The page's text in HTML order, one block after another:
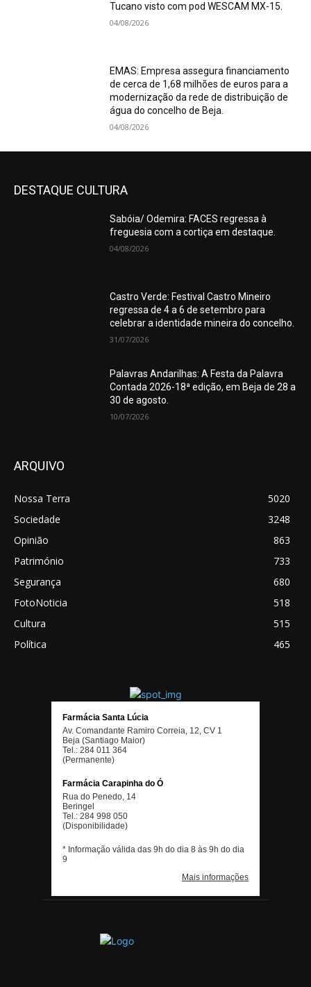
Tucano visto com pod WESCAM MX-15.
04/08/2026
EMAS: Empresa assegura financiamento
de cerca de 1,68 milhões de euros para a
modernização da rede de distribuição de
água do concelho de Beja.
04/08/2026
DESTAQUE CULTURA
Sabóia/ Odemira: FACES regressa à
freguesia com a cortiça em destaque.
04/08/2026
Castro Verde: Festival Castro Mineiro
regressa de 4 a 6 de setembro para
celebrar a identidade mineira do concelho.
31/07/2026
Palavras Andarilhas: A Festa da Palavra
Contada 2026-18ª edição, em Beja de 28 a
30 de agosto.
10/07/2026
ARQUIVO
Nossa Terra
5020
Sociedade
3248
Opinião
863
Património
733
Segurança
680
FotoNoticia
518
Cultura
515
Política
465